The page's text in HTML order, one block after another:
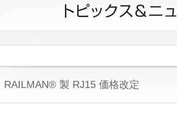
RAILMAN® 製 RJ15 価格改定